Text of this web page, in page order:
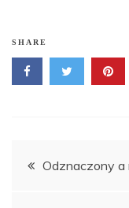
SHARE
Nawigacja
Odznaczony a